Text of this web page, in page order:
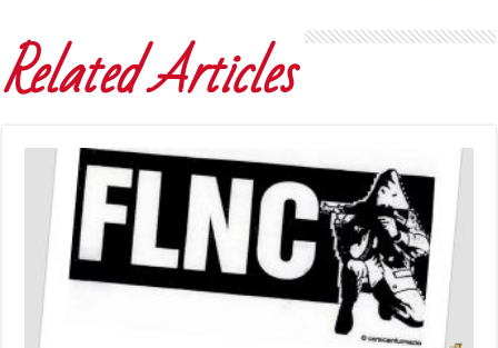
Related Articles